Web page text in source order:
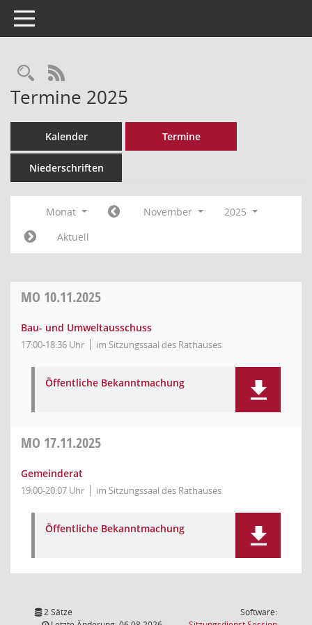
Toggle navigation
Rechercheauswahl
RSS-Feed
Termine 2025
Kalender Termine
Niederschriften
Monat November
2025
Aktuell
MO 10.11.2025
Bau- und Umweltausschuss
17:00-18:36 Uhr im Sitzungssaal des Rathauses
Öffentliche Bekanntmachung
MO 17.11.2025
Gemeinderat
19:00-20:07 Uhr im Sitzungssaal des Rathauses
Öffentliche Bekanntmachung
2 Sätze
Software: